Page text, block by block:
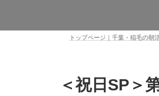
トップページ｜千葉・稲毛の朝
＜祝日SP＞第669回千葉朝食会モニスタ（稲毛＆